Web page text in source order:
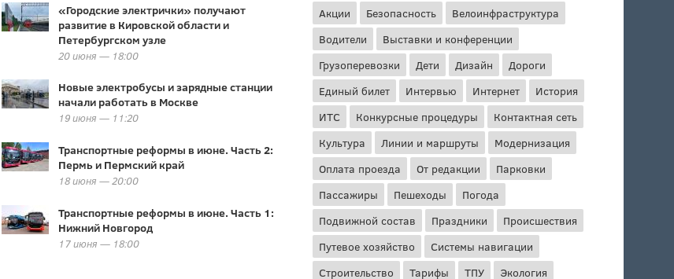
«Городские электрички» получают
развитие в Кировской области и
Петербургском узле
20 июня — 18:00
Новые электробусы и зарядные станции
начали работать в Москве
19 июня — 11:20
Транспортные реформы в июне. Часть 2:
Пермь и Пермский край
18 июня — 20:00
Транспортные реформы в июне. Часть 1:
Нижний Новгород
17 июня — 18:00
Акции Безопасность
Велоинфраструктура
Водители
Выставки и конференции
Грузоперевозки
Дети Дизайн
Дороги
Единый билет
Интервью Интернет
История
ИТС
Конкурсные процедуры
Контактная сеть
Культура
Линии и маршруты
Модернизация
Оплата проезда
От редакции
Парковки
Пассажиры
Пешеходы
Погода
Подвижной состав
Праздники
Происшествия
Путевое хозяйство
Системы навигации
Строительство
Тарифы ТПУ Экология